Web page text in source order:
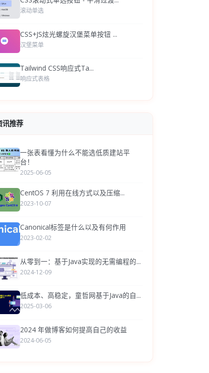
滚动单选
CSS+JS炫光螺旋汉堡菜单按钮 ...
汉堡菜单
Tailwind CSS响应式Ta...
响应式表格
讯推荐
一张表看懂为什么不能选低质建站平
台！
2025-06-05
CentOS 7 利用在线方式以及压缩...
2023-10-07
Canonical标签是什么以及有何作用
2023-02-02
从零到一：基于Java实现的无需编程的...
2024-12-09
低成本、高稳定，童哲网基于Java的自...
2025-03-06
2024 年做博客如何提高自己的收益
2024-06-05